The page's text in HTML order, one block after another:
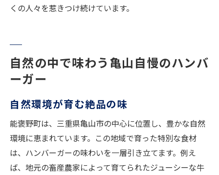
くの人々を惹きつけ続けています。
自然の中で味わう亀山自慢のハンバ
ーガー
自然環境が育む絶品の味
能褒野町は、三重県亀山市の中心に位置し、豊かな自然
環境に恵まれています。この地域で育った特別な食材
は、ハンバーガーの味わいを一層引き立てます。例え
ば、地元の畜産農家によって育てられたジューシーな牛